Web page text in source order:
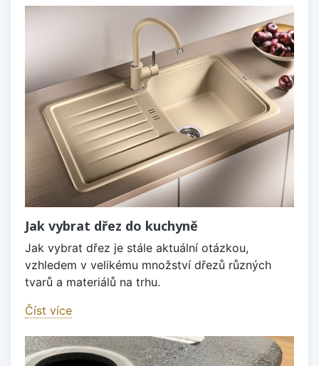
Jak vybrat dřez do kuchyně
Jak vybrat dřez je stále aktuální otázkou,
vzhledem v velikému množství dřezů různých
tvarů a materiálů na trhu.
Číst více